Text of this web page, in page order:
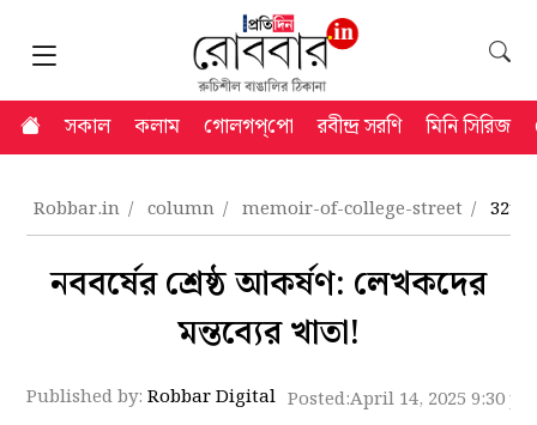
সকাল কলাম গোলগপ্‌পো রবীন্দ্র সরণি মিনি সিরিজ
Robbar.in column memoir-of-college-street 32th
নববর্ষের শ্রেষ্ঠ আকর্ষণ: লেখকদের
মন্তব্যের খাতা!
Published by:Robbar Digital Posted:April 14, 2025 9:30